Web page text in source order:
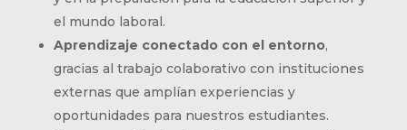
el mundo laboral.
Aprendizaje conectado con el entorno,
gracias al trabajo colaborativo con instituciones
externas que amplían experiencias y
oportunidades para nuestros estudiantes.